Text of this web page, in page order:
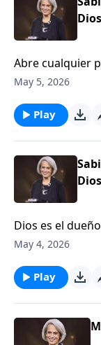
Abre cualquier
sobre
presupuestos
sucede en
en Aviva
May 5, 2026
Play
Dios es el
administradora
una perspectiva
a Nancy
May 4, 2026
Play